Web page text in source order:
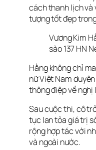
cách thanh lịch và
tượng tốt đẹp
Vương Kim
sào 137 HN
Hằng không chỉ
nữ Việt Nam
thông điệp về nghị
Sau cuộc thi, cô
tục lan tỏa giá trị
rộng hợp tác với
và ngoài nước.